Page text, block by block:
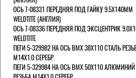
ОСЬ 7-08331 ПЕРЕДНЯЯ ПОД ГАЙКУ 9.5Х140ММ
WELDTITE (АНГЛИЯ)
ОСЬ 7-08336 ПЕРЕДНЯЯ ПОД ЭКСЦЕНТРИК
WELDTITE
ПЕГИ 5-329982 НА ОСЬ BMX 38Х110 СТАЛЬ
М14Х1.0 СЕРЕБР.
ПЕГИ 5-329984 НА ОСЬ BMX 50Х110 АЛЮМИНИЙ